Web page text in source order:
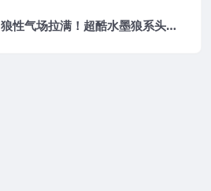
狼性气场拉满！超酷水墨狼系头像，一眼沦陷